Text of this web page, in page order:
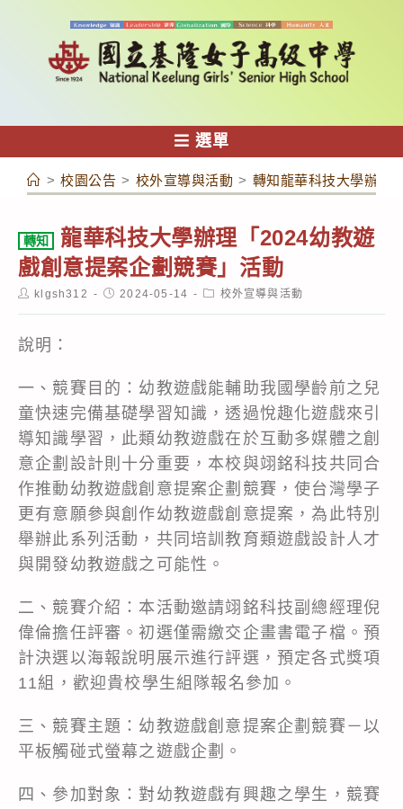
容
選單
> 校園公告 > 校外宣導與活動 > 轉知龍華科技大學辦理
轉知
龍華科技大學辦理「2024幼教遊
戲創意提案企劃競賽」活動
Postklgsh312
Post2024-05-14
Post校外宣導與活動
說明：
一、競賽目的：幼教遊戲能輔助我國學齡前之兒
童快速完備基礎學習知識，透過悅趣化遊戲來引
導知識學習，此類幼教遊戲在於互動多媒體之創
意企劃設計則十分重要，本校與翊銘科技共同合
作推動幼教遊戲創意提案企劃競賽，使台灣學子
更有意願參與創作幼教遊戲創意提案，為此特別
舉辦此系列活動，共同培訓教育類遊戲設計人才
與開發幼教遊戲之可能性。
二、競賽介紹：本活動邀請翊銘科技副總經理倪
偉倫擔任評審。初選僅需繳交企畫書電子檔。預
計決選以海報說明展示進行評選，預定各式獎項
11組，歡迎貴校學生組隊報名參加。
三、競賽主題：幼教遊戲創意提案企劃競賽－以
平板觸碰式螢幕之遊戲企劃。
四、參加對象：對幼教遊戲有興趣之學生，競賽